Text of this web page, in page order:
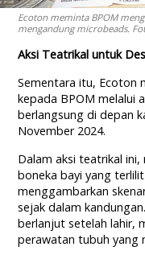
Ecoton meminta BPOM
mengandung microbeads.
Aksi Teatrikal untuk
Sementara itu, Ecoton
kepada BPOM melalui
berlangsung di depan
November 2024.
Dalam aksi teatrikal
boneka bayi yang
menggambarkan
sejak dalam
berlanjut setelah lahir,
perawatan tubuh yang